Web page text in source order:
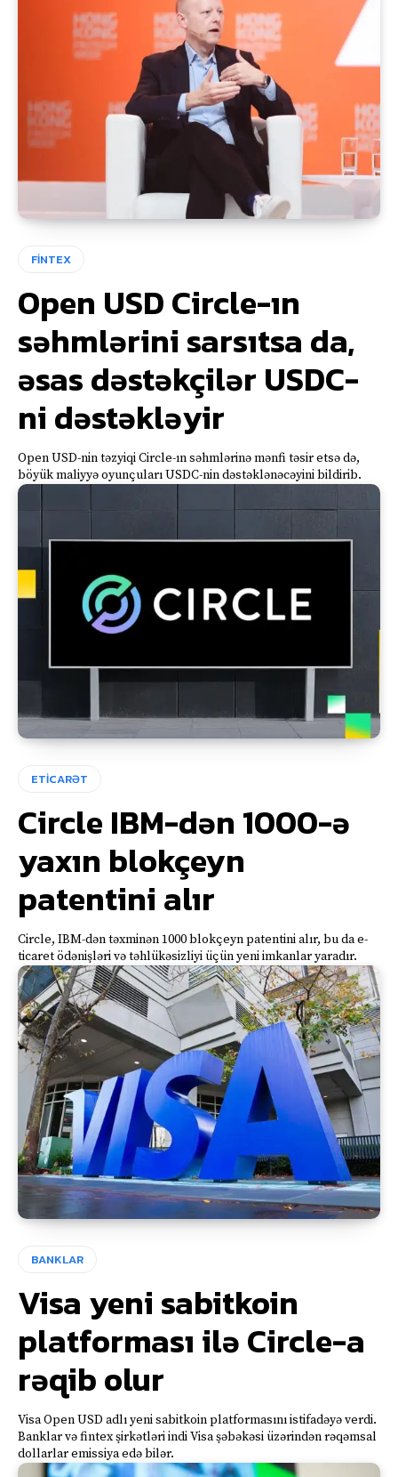
FİNTEX
Open USD Circle-ın
səhmlərini sarsıtsa da,
əsas dəstəkçilər USDC-
ni dəstəkləyir
Open USD-nin təzyiqi Circle-ın səhmlərinə mənfi təsir etsə də,
böyük maliyyə oyunçuları USDC-nin dəstəklənəcəyini bildirib.
ETİCARƏT
Circle IBM-dən 1000-ə
yaxın blokçeyn
patentini alır
Circle, IBM-dən təxminən 1000 blokçeyn patentini alır, bu da e-
ticaret ödənişləri və təhlükəsizliyi üçün yeni imkanlar yaradır.
BANKLAR
Visa yeni sabitkoin
platforması ilə Circle-a
rəqib olur
Visa Open USD adlı yeni sabitkoin platformasını istifadəyə verdi.
Banklar və fintex şirkətləri indi Visa şəbəkəsi üzərindən rəqəmsal
dollarlar emissiya edə bilər.